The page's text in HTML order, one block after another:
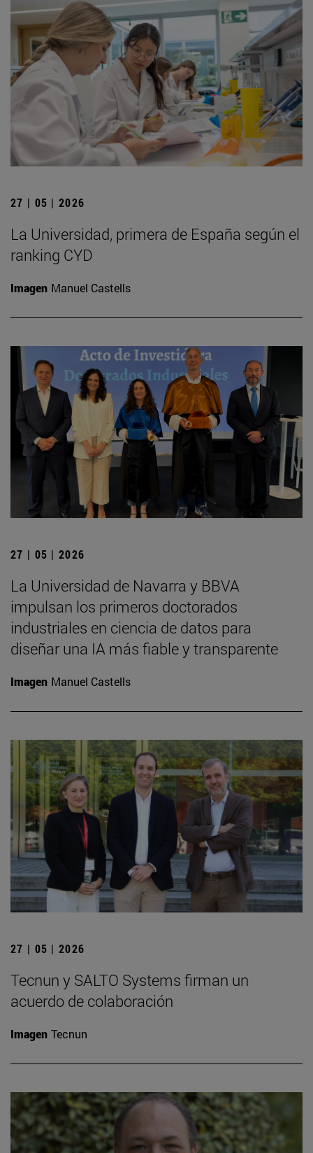
27 | 05 | 2026
La Universidad, primera de España según el
ranking CYD
Imagen Manuel Castells
27 | 05 | 2026
La Universidad de Navarra y BBVA
impulsan los primeros doctorados
industriales en ciencia de datos para
diseñar una IA más fiable y transparente
Imagen Manuel Castells
27 | 05 | 2026
Tecnun y SALTO Systems firman un
acuerdo de colaboración
Imagen Tecnun